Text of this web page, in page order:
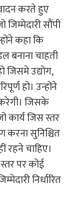
करते हुए
सौंपी
कहा कि
बनाना चाहती
जिसमे उद्योग,
हो। उन्होंने
जिसके
कार्य जिस स्तर
करना सुनिश्चित
रहने चाहिए।
पर कोई
निर्धारित